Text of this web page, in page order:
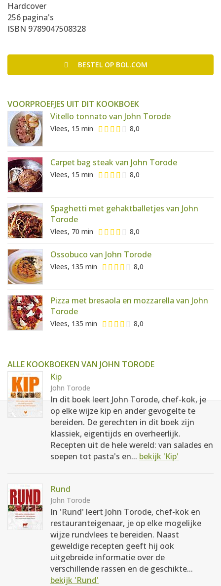
Hardcover
256 pagina's
ISBN 9789047508328
BESTEL OP BOL.COM
VOORPROEFJES UIT DIT KOOKBOEK
Vitello tonnato van John Torode
Vlees, 15 min 8,0
Carpet bag steak van John Torode
Vlees, 15 min 8,0
Spaghetti met gehaktballetjes van John
Torode
Vlees, 70 min 8,0
Ossobuco van John Torode
Vlees, 135 min 8,0
Pizza met bresaola en mozzarella van John
Torode
Vlees, 135 min 8,0
ALLE KOOKBOEKEN VAN JOHN TORODE
Kip
John Torode
In dit boek leert John Torode, chef-kok, je
op elke wijze kip en ander gevogelte te
bereiden. De gerechten in dit boek zijn
klassiek, eigentijds en overheerlijk.
Recepten uit de hele wereld: van salades en
soepen tot pasta's en... bekijk 'Kip'
Rund
John Torode
In 'Rund' leert John Torode, chef-kok en
restauranteigenaar, je op elke mogelijke
wijze rundvlees te bereiden. Naast
geweldige recepten geeft hij ook
uitgebreide informatie over de
verschillende rassen en de geschikte...
bekijk 'Rund'